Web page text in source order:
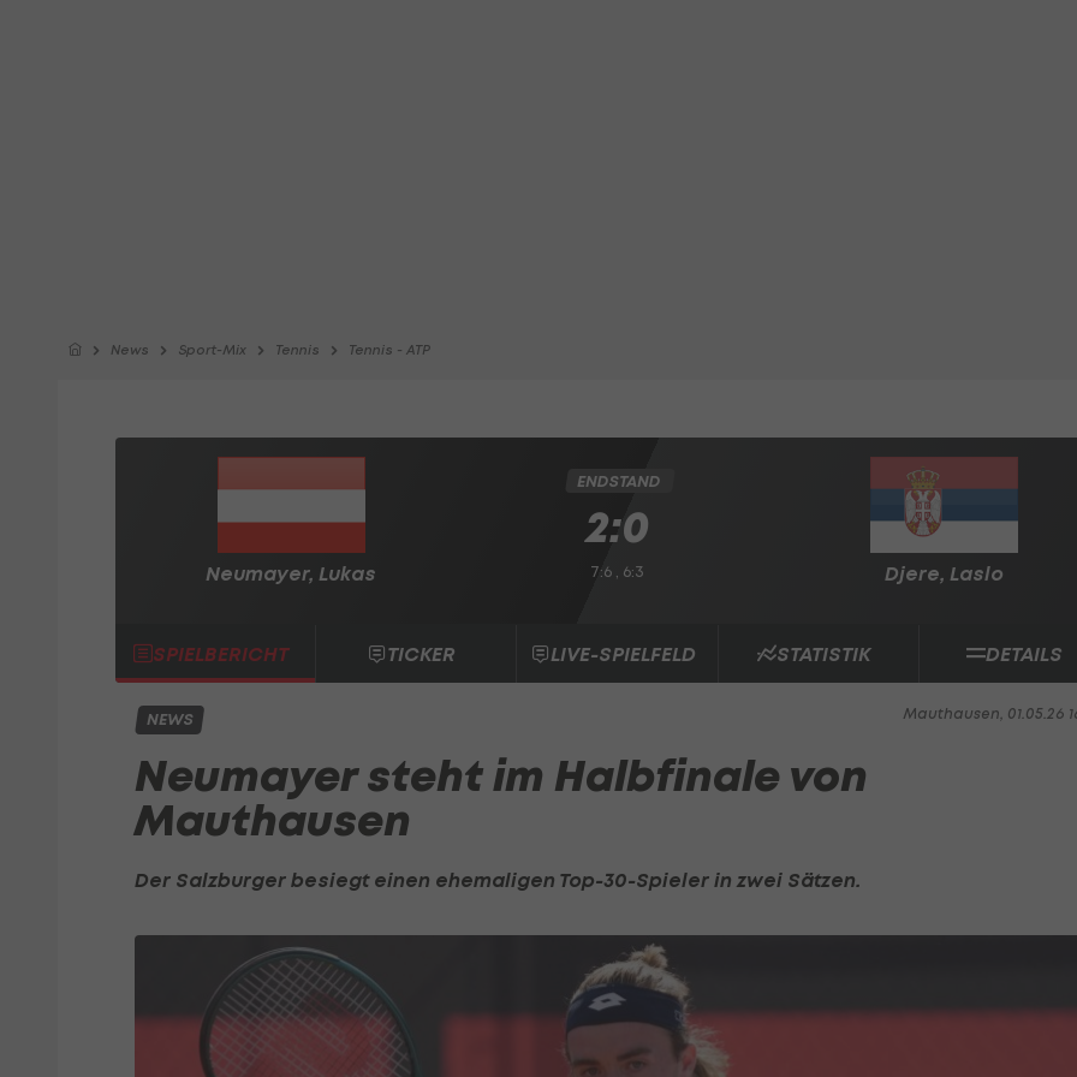
News Sport-Mix Tennis Tennis - ATP
Neumayer, Lukas Djere, Laslo
ENDSTAND
2:0
7:6 , 6:3
SPIELBERICHT TICKER LIVE-SPIELFELD STATISTIK DETAILS
Mauthausen, 01.05.26
NEWS
Neumayer steht im Halbfinale von
Mauthausen
Der Salzburger besiegt einen ehemaligen Top-30-Spieler in zwei Sätzen.